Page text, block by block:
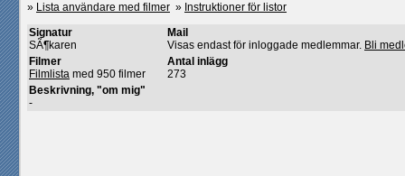
» Lista användare med filmer » Instruktioner för listor
Signatur
SÃ¶karen
Mail
Visas endast för inloggade medlemmar. Bli
Filmer
Filmlista med 950 filmer
Antal inlägg
273
Beskrivning, "om mig"
-